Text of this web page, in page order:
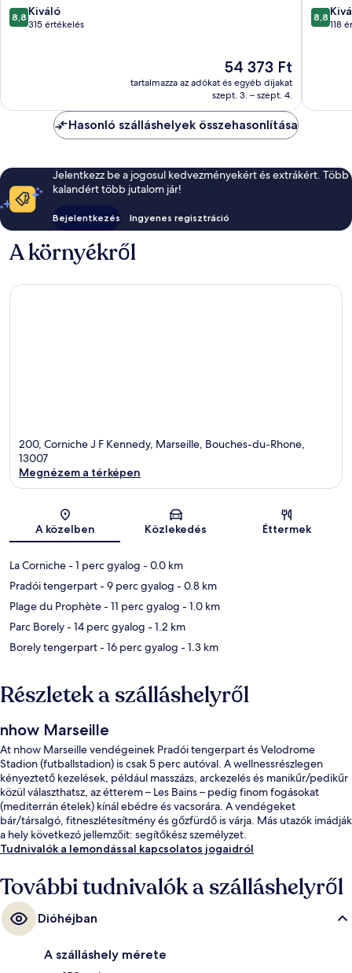
8.8
ennyiből:
8,8 Kiváló
315 értékelés
Az
ár
54 373 Ft
54 373 Ft
tartalmazza az adókat és egyéb díjakat
szept. 3. – szept. 4.
8.8
8,8
118
Hasonló szálláshelyek összehasonlítása
Jelentkezz be a jogosul kedvezményekért és extrákért. Több
kalandért több jutalom jár!
Bejelentkezés Ingyenes regisztráció
A környékről
200, Corniche J F Kennedy, Marseille, Bouches-du-Rhone,
13007
Megnézem a térképen
A közelben Közlekedés Éttermek
La Corniche- 1 perc gyalog - 0.0 km
Pradói tengerpart- 9 perc gyalog - 0.8 km
Plage du Prophète- 11 perc gyalog - 1.0 km
Parc Borely- 14 perc gyalog - 1.2 km
Borely tengerpart- 16 perc gyalog - 1.3 km
Részletek a szálláshelyről
nhow Marseille
At nhow Marseille vendégeinek Pradói tengerpart és Velodrome
Stadion (futballstadion) is csak 5 perc autóval. A wellnessrészlegen
kényeztető kezelések, például masszázs, arckezelés és manikűr/pedikűr
közül választhatsz, az étterem – Les Bains – pedig finom fogásokat
(mediterrán ételek) kínál ebédre és vacsorára. A vendégeket
bár/társalgó, fitneszlétesítmény és gőzfürdő is várja. Más utazók imádják
a hely következó jellemzőit: segítőkész személyzet.
Tudnivalók a lemondással kapcsolatos jogaidról
További tudnivalók a szálláshelyről
Dióhéjban
A szálláshely mérete